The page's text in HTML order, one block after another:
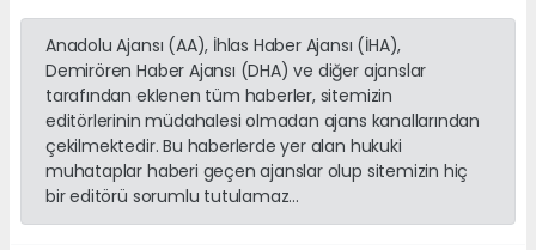
Anadolu Ajansı (AA), İhlas Haber Ajansı (İHA),
Demirören Haber Ajansı (DHA) ve diğer ajanslar
tarafından eklenen tüm haberler, sitemizin
editörlerinin müdahalesi olmadan ajans kanallarından
çekilmektedir. Bu haberlerde yer alan hukuki
muhataplar haberi geçen ajanslar olup sitemizin hiç
bir editörü sorumlu tutulamaz...